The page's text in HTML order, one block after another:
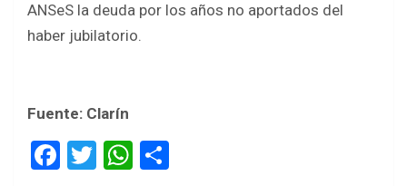
ANSeS la deuda por los años no aportados del
haber jubilatorio.
Fuente: Clarín
F
T
W